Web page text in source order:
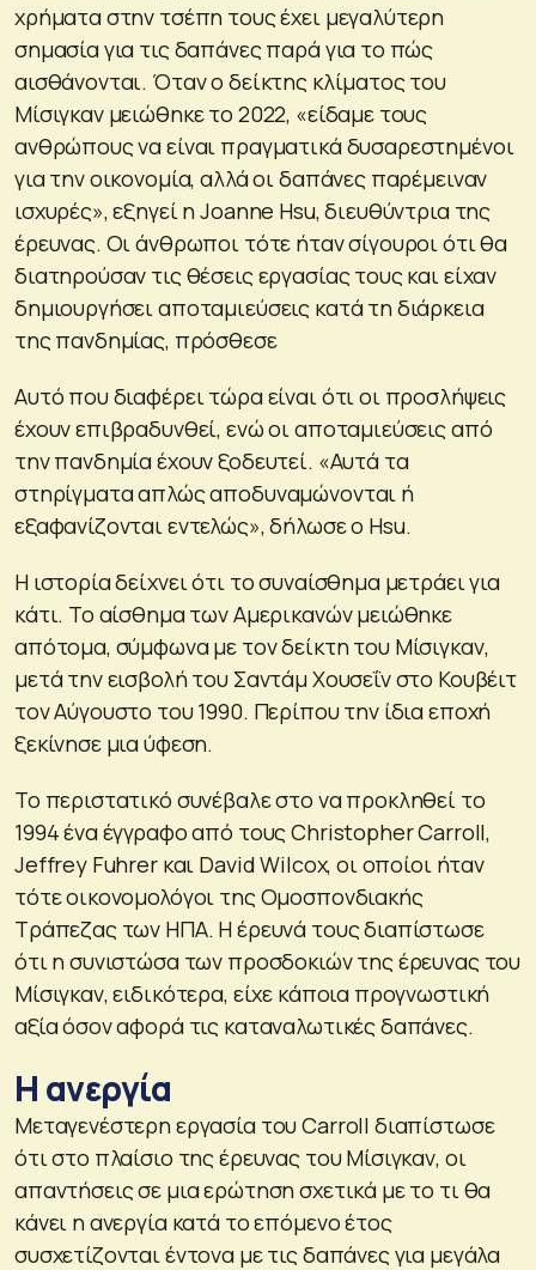
χρήματα στην τσέπη τους έχει μεγαλύτερη
σημασία για τις δαπάνες παρά για το πώς
αισθάνονται. Όταν ο δείκτης κλίματος του
Μίσιγκαν μειώθηκε το 2022, «είδαμε τους
ανθρώπους να είναι πραγματικά δυσαρεστημένοι
για την οικονομία, αλλά οι δαπάνες παρέμειναν
ισχυρές», εξηγεί η Joanne Hsu, διευθύντρια της
έρευνας. Οι άνθρωποι τότε ήταν σίγουροι ότι θα
διατηρούσαν τις θέσεις εργασίας τους και είχαν
δημιουργήσει αποταμιεύσεις κατά τη διάρκεια
της πανδημίας, πρόσθεσε
Αυτό που διαφέρει τώρα είναι ότι οι προσλήψεις
έχουν επιβραδυνθεί, ενώ οι αποταμιεύσεις από
την πανδημία έχουν ξοδευτεί. «Αυτά τα
στηρίγματα απλώς αποδυναμώνονται ή
εξαφανίζονται εντελώς», δήλωσε ο Hsu.
Η ιστορία δείχνει ότι το συναίσθημα μετράει για
κάτι. Το αίσθημα των Αμερικανών μειώθηκε
απότομα, σύμφωνα με τον δείκτη του Μίσιγκαν,
μετά την εισβολή του Σαντάμ Χουσεΐν στο Κουβέιτ
τον Αύγουστο του 1990. Περίπου την ίδια εποχή
ξεκίνησε μια ύφεση.
Το περιστατικό συνέβαλε στο να προκληθεί το
1994 ένα έγγραφο από τους Christopher Carroll,
Jeffrey Fuhrer και David Wilcox, οι οποίοι ήταν
τότε οικονομολόγοι της Ομοσπονδιακής
Τράπεζας των ΗΠΑ. Η έρευνά τους διαπίστωσε
ότι η συνιστώσα των προσδοκιών της έρευνας του
Μίσιγκαν, ειδικότερα, είχε κάποια προγνωστική
αξία όσον αφορά τις καταναλωτικές δαπάνες.
Η ανεργία
Μεταγενέστερη εργασία του Carroll διαπίστωσε
ότι στο πλαίσιο της έρευνας του Μίσιγκαν, οι
απαντήσεις σε μια ερώτηση σχετικά με το τι θα
κάνει η ανεργία κατά το επόμενο έτος
συσχετίζονται έντονα με τις δαπάνες για μεγάλα